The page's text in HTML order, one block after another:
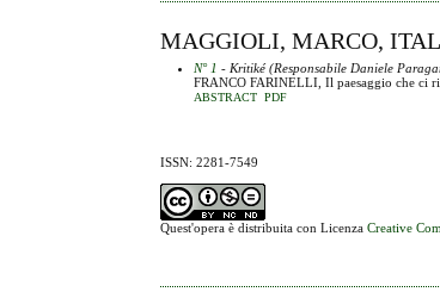
MAGGIOLI, MARCO,
N° 1 - Kritiké (Responsabile Daniele
FRANCO FARINELLI, Il paesaggio che ci
ABSTRACT PDF
ISSN: 2281-7549
Quest'opera è distribuita con LicenzaCreative